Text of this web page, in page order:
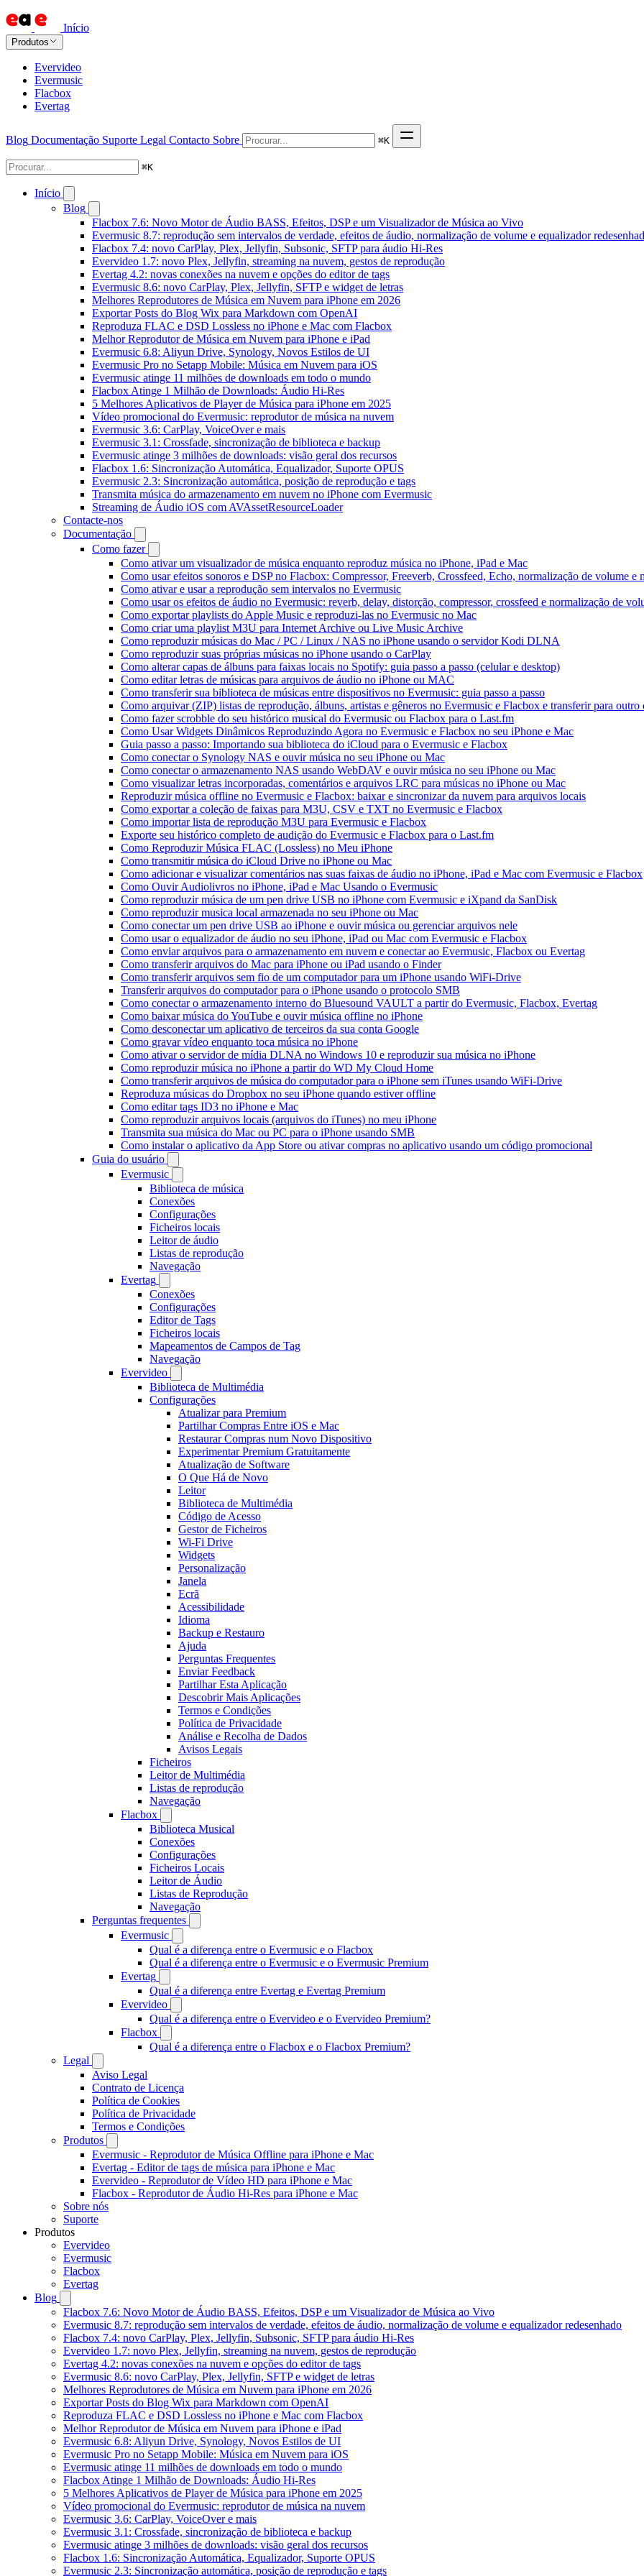
Início
Produtos
Evervideo
Evermusic
Flacbox
Evertag
Blog Documentação Suporte Legal Contacto Sobre ⌘K
⌘K
Início
Blog
Flacbox 7.6: Novo Motor de Áudio BASS, Efeitos, DSP e um Visualizador de Música ao Vivo
Evermusic 8.7: reprodução sem intervalos de verdade, efeitos de áudio, normalização de volume e equalizador
Flacbox 7.4: novo CarPlay, Plex, Jellyfin, Subsonic, SFTP para áudio Hi-Res
Evervideo 1.7: novo Plex, Jellyfin, streaming na nuvem, gestos de reprodução
Evertag 4.2: novas conexões na nuvem e opções do editor de tags
Evermusic 8.6: novo CarPlay, Plex, Jellyfin, SFTP e widget de letras
Melhores Reprodutores de Música em Nuvem para iPhone em 2026
Exportar Posts do Blog Wix para Markdown com OpenAI
Reproduza FLAC e DSD Lossless no iPhone e Mac com Flacbox
Melhor Reprodutor de Música em Nuvem para iPhone e iPad
Evermusic 6.8: Aliyun Drive, Synology, Novos Estilos de UI
Evermusic Pro no Setapp Mobile: Música em Nuvem para iOS
Evermusic atinge 11 milhões de downloads em todo o mundo
Flacbox Atinge 1 Milhão de Downloads: Áudio Hi-Res
5 Melhores Aplicativos de Player de Música para iPhone em 2025
Vídeo promocional do Evermusic: reprodutor de música na nuvem
Evermusic 3.6: CarPlay, VoiceOver e mais
Evermusic 3.1: Crossfade, sincronização de biblioteca e backup
Evermusic atinge 3 milhões de downloads: visão geral dos recursos
Flacbox 1.6: Sincronização Automática, Equalizador, Suporte OPUS
Evermusic 2.3: Sincronização automática, posição de reprodução e tags
Transmita música do armazenamento em nuvem no iPhone com Evermusic
Streaming de Áudio iOS com AVAssetResourceLoader
Contacte-nos
Documentação
Como fazer
Como ativar um visualizador de música enquanto reproduz música no iPhone, iPad e Mac
Como usar efeitos sonoros e DSP no Flacbox: Compressor, Freeverb, Crossfeed, Echo, normalização de volume e
Como ativar e usar a reprodução sem intervalos no Evermusic
Como usar os efeitos de áudio no Evermusic: reverb, delay, distorção, compressor, crossfeed e normalização de
Como exportar playlists do Apple Music e reproduzi-las no Evermusic no Mac
Como criar uma playlist M3U para Internet Archive ou Live Music Archive
Como reproduzir músicas do Mac / PC / Linux / NAS no iPhone usando o servidor Kodi DLNA
Como reproduzir suas próprias músicas no iPhone usando o CarPlay
Como alterar capas de álbuns para faixas locais no Spotify: guia passo a passo (celular e desktop)
Como editar letras de músicas para arquivos de áudio no iPhone ou MAC
Como transferir sua biblioteca de músicas entre dispositivos no Evermusic: guia passo a passo
Como arquivar (ZIP) listas de reprodução, álbuns, artistas e gêneros no Evermusic e Flacbox e transferir para
Como fazer scrobble do seu histórico musical do Evermusic ou Flacbox para o Last.fm
Como Usar Widgets Dinâmicos Reproduzindo Agora no Evermusic e Flacbox no seu iPhone e Mac
Guia passo a passo: Importando sua biblioteca do iCloud para o Evermusic e Flacbox
Como conectar o Synology NAS e ouvir música no seu iPhone ou Mac
Como conectar o armazenamento NAS usando WebDAV e ouvir música no seu iPhone ou Mac
Como visualizar letras incorporadas, comentários e arquivos LRC para músicas no iPhone ou Mac
Reproduzir música offline no Evermusic e Flacbox: baixar e sincronizar da nuvem para arquivos locais
Como exportar a coleção de faixas para M3U, CSV e TXT no Evermusic e Flacbox
Como importar lista de reprodução M3U para Evermusic e Flacbox
Exporte seu histórico completo de audição do Evermusic e Flacbox para o Last.fm
Como Reproduzir Música FLAC (Lossless) no Meu iPhone
Como transmitir música do iCloud Drive no iPhone ou Mac
Como adicionar e visualizar comentários nas suas faixas de áudio no iPhone, iPad e Mac com Evermusic e Flacbox
Como Ouvir Audiolivros no iPhone, iPad e Mac Usando o Evermusic
Como reproduzir música de um pen drive USB no iPhone com Evermusic e iXpand da SanDisk
Como reproduzir musica local armazenada no seu iPhone ou Mac
Como conectar um pen drive USB ao iPhone e ouvir música ou gerenciar arquivos nele
Como usar o equalizador de áudio no seu iPhone, iPad ou Mac com Evermusic e Flacbox
Como enviar arquivos para o armazenamento em nuvem e conectar ao Evermusic, Flacbox ou Evertag
Como transferir arquivos do Mac para iPhone ou iPad usando o Finder
Como transferir arquivos sem fio de um computador para um iPhone usando WiFi-Drive
Transferir arquivos do computador para o iPhone usando o protocolo SMB
Como conectar o armazenamento interno do Bluesound VAULT a partir do Evermusic, Flacbox, Evertag
Como baixar música do YouTube e ouvir música offline no iPhone
Como desconectar um aplicativo de terceiros da sua conta Google
Como gravar vídeo enquanto toca música no iPhone
Como ativar o servidor de mídia DLNA no Windows 10 e reproduzir sua música no iPhone
Como reproduzir música no iPhone a partir do WD My Cloud Home
Como transferir arquivos de música do computador para o iPhone sem iTunes usando WiFi-Drive
Reproduza músicas do Dropbox no seu iPhone quando estiver offline
Como editar tags ID3 no iPhone e Mac
Como reproduzir arquivos locais (arquivos do iTunes) no meu iPhone
Transmita sua música do Mac ou PC para o iPhone usando SMB
Como instalar o aplicativo da App Store ou ativar compras no aplicativo usando um código promocional
Guia do usuário
Evermusic
Biblioteca de música
Conexões
Configurações
Ficheiros locais
Leitor de áudio
Listas de reprodução
Navegação
Evertag
Conexões
Configurações
Editor de Tags
Ficheiros locais
Mapeamentos de Campos de Tag
Navegação
Evervideo
Biblioteca de Multimédia
Configurações
Atualizar para Premium
Partilhar Compras Entre iOS e Mac
Restaurar Compras num Novo Dispositivo
Experimentar Premium Gratuitamente
Atualização de Software
O Que Há de Novo
Leitor
Biblioteca de Multimédia
Código de Acesso
Gestor de Ficheiros
Wi-Fi Drive
Widgets
Personalização
Janela
Ecrã
Acessibilidade
Idioma
Backup e Restauro
Ajuda
Perguntas Frequentes
Enviar Feedback
Partilhar Esta Aplicação
Descobrir Mais Aplicações
Termos e Condições
Política de Privacidade
Análise e Recolha de Dados
Avisos Legais
Ficheiros
Leitor de Multimédia
Listas de reprodução
Navegação
Flacbox
Biblioteca Musical
Conexões
Configurações
Ficheiros Locais
Leitor de Áudio
Listas de Reprodução
Navegação
Perguntas frequentes
Evermusic
Qual é a diferença entre o Evermusic e o Flacbox
Qual é a diferença entre o Evermusic e o Evermusic Premium
Evertag
Qual é a diferença entre Evertag e Evertag Premium
Evervideo
Qual é a diferença entre o Evervideo e o Evervideo Premium?
Flacbox
Qual é a diferença entre o Flacbox e o Flacbox Premium?
Legal
Aviso Legal
Contrato de Licença
Política de Cookies
Política de Privacidade
Termos e Condições
Produtos
Evermusic - Reprodutor de Música Offline para iPhone e Mac
Evertag - Editor de tags de música para iPhone e Mac
Evervideo - Reprodutor de Vídeo HD para iPhone e Mac
Flacbox - Reprodutor de Áudio Hi-Res para iPhone e Mac
Sobre nós
Suporte
Produtos
Evervideo
Evermusic
Flacbox
Evertag
Blog
Flacbox 7.6: Novo Motor de Áudio BASS, Efeitos, DSP e um Visualizador de Música ao Vivo
Evermusic 8.7: reprodução sem intervalos de verdade, efeitos de áudio, normalização de volume e equalizador redesenhado
Flacbox 7.4: novo CarPlay, Plex, Jellyfin, Subsonic, SFTP para áudio Hi-Res
Evervideo 1.7: novo Plex, Jellyfin, streaming na nuvem, gestos de reprodução
Evertag 4.2: novas conexões na nuvem e opções do editor de tags
Evermusic 8.6: novo CarPlay, Plex, Jellyfin, SFTP e widget de letras
Melhores Reprodutores de Música em Nuvem para iPhone em 2026
Exportar Posts do Blog Wix para Markdown com OpenAI
Reproduza FLAC e DSD Lossless no iPhone e Mac com Flacbox
Melhor Reprodutor de Música em Nuvem para iPhone e iPad
Evermusic 6.8: Aliyun Drive, Synology, Novos Estilos de UI
Evermusic Pro no Setapp Mobile: Música em Nuvem para iOS
Evermusic atinge 11 milhões de downloads em todo o mundo
Flacbox Atinge 1 Milhão de Downloads: Áudio Hi-Res
5 Melhores Aplicativos de Player de Música para iPhone em 2025
Vídeo promocional do Evermusic: reprodutor de música na nuvem
Evermusic 3.6: CarPlay, VoiceOver e mais
Evermusic 3.1: Crossfade, sincronização de biblioteca e backup
Evermusic atinge 3 milhões de downloads: visão geral dos recursos
Flacbox 1.6: Sincronização Automática, Equalizador, Suporte OPUS
Evermusic 2.3: Sincronização automática, posição de reprodução e tags